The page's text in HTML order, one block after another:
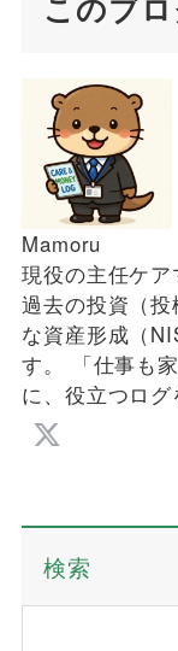
このブ
Mamoru
現役の主任ケア
過去の投資（
な資産形成（
す。 「仕事も
に、役立つログ
検索